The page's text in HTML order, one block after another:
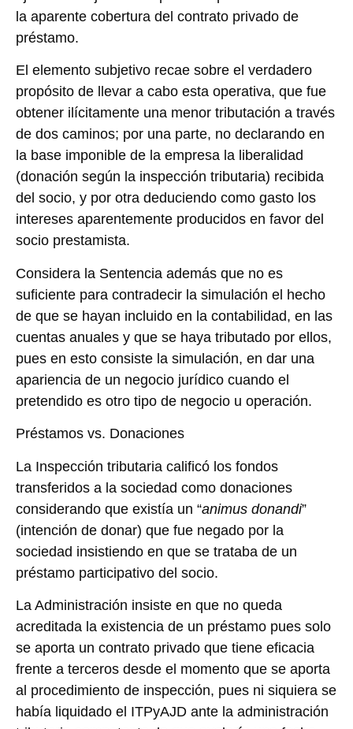
la aparente cobertura del contrato privado de
préstamo.
El elemento subjetivo recae sobre el verdadero
propósito de llevar a cabo esta operativa, que fue
obtener ilícitamente una menor tributación a través
de dos caminos; por una parte, no declarando en
la base imponible de la empresa la liberalidad
(donación según la inspección tributaria) recibida
del socio, y por otra deduciendo como gasto los
intereses aparentemente producidos en favor del
socio prestamista.
Considera la Sentencia además que no es
suficiente para contradecir la simulación el hecho
de que se hayan incluido en la contabilidad, en las
cuentas anuales y que se haya tributado por ellos,
pues en esto consiste la simulación, en dar una
apariencia de un negocio jurídico cuando el
pretendido es otro tipo de negocio u operación.
Préstamos vs. Donaciones
La Inspección tributaria calificó los fondos
transferidos a la sociedad como donaciones
considerando que existía un “animus donandi”
(intención de donar) que fue negado por la
sociedad insistiendo en que se trataba de un
préstamo participativo del socio.
La Administración insiste en que no queda
acreditada la existencia de un préstamo pues solo
se aporta un contrato privado que tiene eficacia
frente a terceros desde el momento que se aporta
al procedimiento de inspección, pues ni siquiera se
había liquidado el ITPyAJD ante la administración